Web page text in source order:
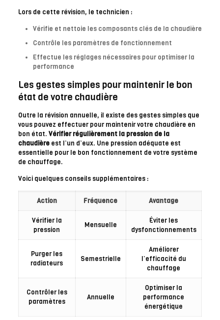
Lors de cette révision, le technicien :
Vérifie et nettoie les composants clés de la chaudière
Contrôle les paramètres de fonctionnement
Effectue les réglages nécessaires pour optimiser la
performance
Les gestes simples pour maintenir le bon
état de votre chaudière
Outre la révision annuelle, il existe des gestes simples que
vous pouvez effectuer pour maintenir votre chaudière en
bon état. Vérifier régulièrement la pression de la
chaudièreest l’un d’eux. Une pression adéquate est
essentielle pour le bon fonctionnement de votre système
de chauffage.
Voici quelques conseils supplémentaires :
Action Fréquence Avantage
Vérifier la
pression
Mensuelle
Éviter les
dysfonctionnements
Purger les
radiateurs
Semestrielle
Améliorer
l’efficacité du
chauffage
Contrôler les
paramètres
Annuelle
Optimiser la
performance
énergétique